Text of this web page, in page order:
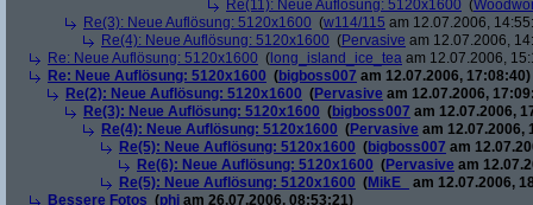
Re(11): Neue Auflösung: 5120x1600 (
Re(3): Neue Auflösung: 5120x1600 (w114/115 am 12.07.2006,
Re(4): Neue Auflösung: 5120x1600 (Pervasive am 12.07.2006,
Re: Neue Auflösung: 5120x1600 ( long_island_ice_tea am 12.07.2006,
Re: Neue Auflösung: 5120x1600 (bigboss007 am 12.07.2006, 17:08:40)
Re(2): Neue Auflösung: 5120x1600 (Pervasive am 12.07.2006,
Re(3): Neue Auflösung: 5120x1600 (bigboss007 am 12.07.2006,
Re(4): Neue Auflösung: 5120x1600 (Pervasive am 12.07.2006,
Re(5): Neue Auflösung: 5120x1600 (bigboss007 am
Re(6): Neue Auflösung: 5120x1600 (Pervasive am
Re(5): Neue Auflösung: 5120x1600 (MikE_
am 12.07.2006,
Bessere Fotos (phj am 26.07.2006, 08:53:21)